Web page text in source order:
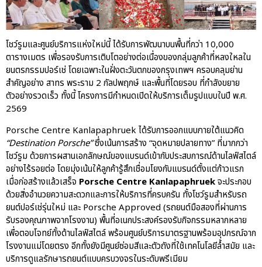
AAS Corp
AAS Motorsport
AAS Porsche
Bentley
career
news
QR
Uncategorized
โชว์รูมและศูนย์บริการแห่งใหม่นี้ ได้รับการพัฒนาบนพื้นที่กว่า 10,000
ตารางเมตร เพื่อรองรับการเติบโตอย่างต่อเนื่องของกลุ่มลูกค้าที่หลงใหลใน
ยนตรกรรมปอร์เช่ โดยเฉพาะในฝั่งตะวันตกของกรุงเทพฯ ครอบคลุมย่าน
สำคัญอย่าง สาทร พระราม 2 กัลปพฤกษ์ และพื้นที่โดยรอบ ที่กำลังขยาย
ตัวอย่างรวดเร็ว ทั้งนี้ โครงการมีกำหนดเปิดให้บริการเต็มรูปแบบในปี พ.ศ.
2569
Porsche Centre Kanlapaphruek ได้รับการออกแบบภายใต้แนวคิด
“Destination Porsche”ซึ่งเน้นการสร้าง “จุดหมายปลายทาง” ที่มากกว่า
โชว์รูม ด้วยการผสานเอกลักษณ์ของแบรนด์เข้ากับประสบการณ์ด้านไลฟ์สไตล์
อย่างไร้รอยต่อ โดยมุ่งเน้นให้ลูกค้ารู้สึกเชื่อมโยงกับแบรนด์ตั้งแต่ก้าวแรก
เมื่อก่อสร้างแล้วเสร็จ Porsche Centre Kanlapaphruekจะประกอบ
ด้วยสิ่งอำนวยความสะดวกและการให้บริการที่ครบครัน ทั้งโชว์รูมสำหรับรถ
ยนต์ปอร์เช่รุ่นใหม่ และ Porsche Approved (รถยนต์มือสองที่ผ่านการ
รับรองคุณภาพจากโรงงาน) พื้นที่อเนกประสงค์รองรับกิจกรรมหลากหลาย
เพื่อตอบโจทย์ทั้งด้านไลฟ์สไตล์ พร้อมศูนย์บริการมาตรฐานพร้อมอุปกรณ์จาก
โรงงานแม่โดยตรง อีกทั้งยังมีศูนย์ซ่อมสีและตัวถังที่ใช้เทคโนโลยีล้ำสมัย และ
บริการดูแลรักษารถยนต์แบบครบวงจรในระดับพรีเมียม